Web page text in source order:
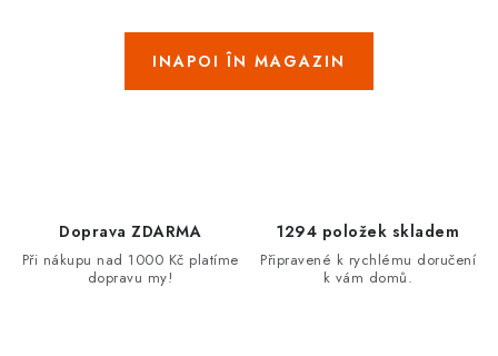
Obchodní podmínky
Kontakty
INAPOI ÎN MAGAZIN
Doprava ZDARMA
Při nákupu nad 1000 Kč platíme
dopravu my!
1294 položek skladem
Připravené k rychlému doručení
k vám domů.